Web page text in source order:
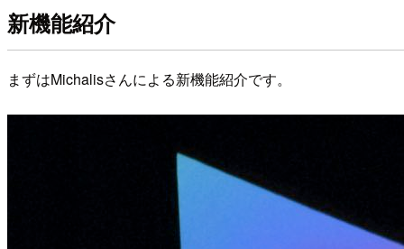
新機能紹介
まずはMichalisさんによる新機能紹介です。